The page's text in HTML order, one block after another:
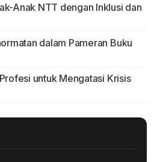
Anak NTT dengan Inklusi dan
dalam Pameran Buku
untuk Mengatasi Krisis